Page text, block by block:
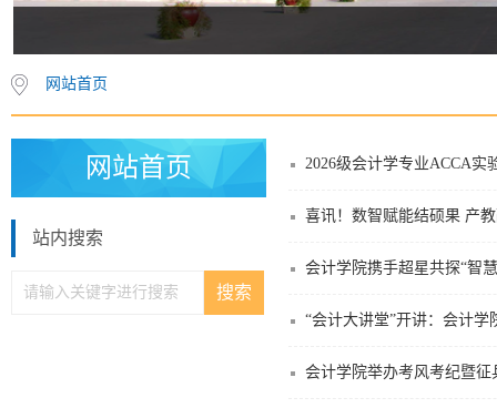
网站首页
网站首页
站内搜索
2026级会计学专业ACCA实
会计学院携手超星共探“智
“会计大讲堂”开讲：会计
会计学院举办考风考纪暨征